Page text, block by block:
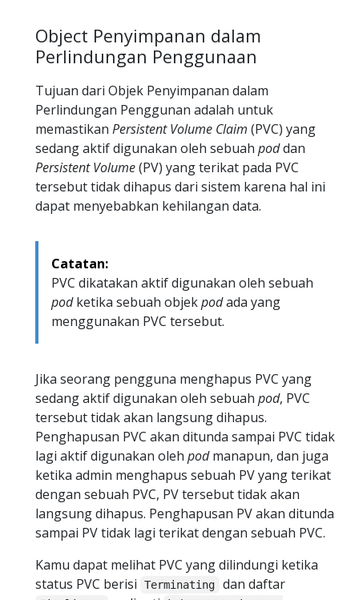
Object Penyimpanan dalam
Perlindungan Penggunaan
Tujuan dari Objek Penyimpanan dalam
Perlindungan Penggunan adalah untuk
memastikan Persistent Volume Claim (PVC) yang
sedang aktif digunakan oleh sebuah poddan
Persistent Volume(PV) yang terikat pada PVC
tersebut tidak dihapus dari sistem karena hal ini
dapat menyebabkan kehilangan data.
Catatan:
PVC dikatakan aktif digunakan oleh sebuah
podketika sebuah objekpodada yang
menggunakan PVC tersebut.
Jika seorang pengguna menghapus PVC yang
sedang aktif digunakan oleh sebuah pod, PVC
tersebut tidak akan langsung dihapus.
Penghapusan PVC akan ditunda sampai PVC tidak
lagi aktif digunakan oleh podmanapun, dan juga
ketika admin menghapus sebuah PV yang terikat
dengan sebuah PVC, PV tersebut tidak akan
langsung dihapus. Penghapusan PV akan ditunda
sampai PV tidak lagi terikat dengan sebuah PVC.
Kamu dapat melihat PVC yang dilindungi ketika
status PVC berisi
Terminating dan daftar